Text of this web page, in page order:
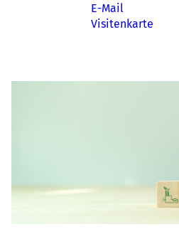
E-Mail
Visitenkarte